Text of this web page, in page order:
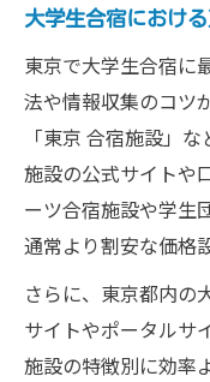
大学生合宿におけ
東京で大学生合宿に
法や情報収集のコツ
「東京 合宿施設」
施設の公式サイトや
ーツ合宿施設や学生
通常より割安な価格
さらに、東京都内の
サイトやポータルサ
施設の特徴別に効率